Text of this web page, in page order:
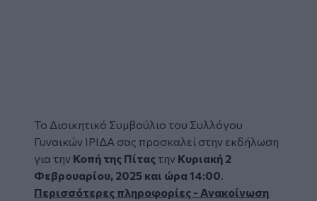
Το Διοικητικό Συμβούλιο του Συλλόγου
Γυναικών ΊΡΙΔΑ σας προσκαλεί στην εκδήλωση
για την Κοπή της Πίταςτην Κυριακή 2
Φεβρουαρίου, 2025 και ώρα 14:00.
Περισσότερες πληροφορίες - Ανακοίνωση